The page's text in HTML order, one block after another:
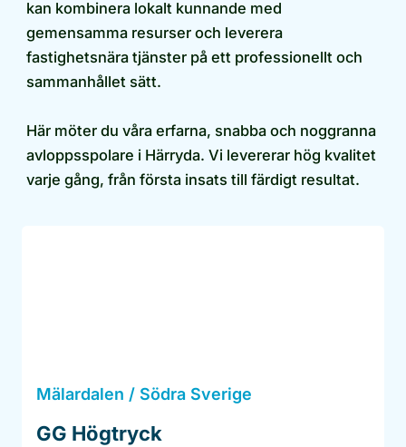
kan kombinera lokalt kunnande med
gemensamma resurser och leverera
fastighetsnära tjänster på ett professionellt och
sammanhållet sätt.
Här möter du våra erfarna, snabba och noggranna
avloppsspolare i Härryda. Vi levererar hög kvalitet
varje gång, från första insats till färdigt resultat.
Mälardalen / Södra Sverige
GG Högtryck